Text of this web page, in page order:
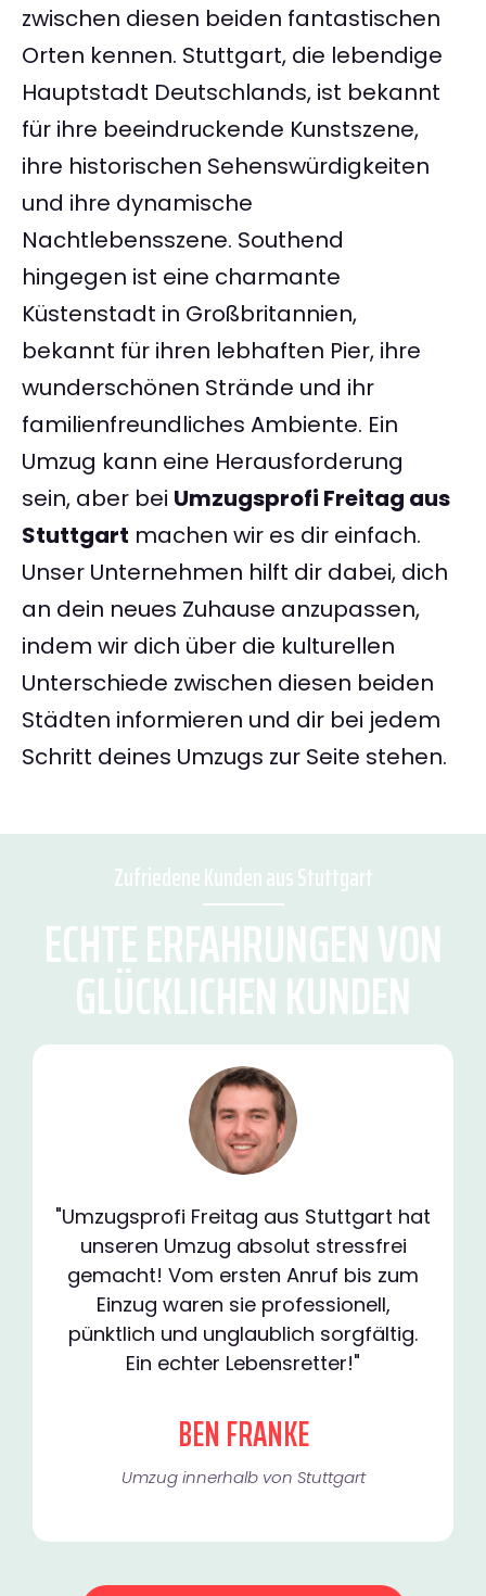
zwischen diesen beiden fantastischen
Orten kennen. Stuttgart, die lebendige
Hauptstadt Deutschlands, ist bekannt
für ihre beeindruckende Kunstszene,
ihre historischen Sehenswürdigkeiten
und ihre dynamische
Nachtlebensszene. Southend
hingegen ist eine charmante
Küstenstadt in Großbritannien,
bekannt für ihren lebhaften Pier, ihre
wunderschönen Strände und ihr
familienfreundliches Ambiente. Ein
Umzug kann eine Herausforderung
sein, aber bei Umzugsprofi Freitag aus
Stuttgart machen wir es dir einfach.
Unser Unternehmen hilft dir dabei, dich
an dein neues Zuhause anzupassen,
indem wir dich über die kulturellen
Unterschiede zwischen diesen beiden
Städten informieren und dir bei jedem
Schritt deines Umzugs zur Seite stehen.
Zufriedene Kunden aus Stuttgart
ECHTE ERFAHRUNGEN VON
GLÜCKLICHEN KUNDEN
"Umzugsprofi Freitag aus Stuttgart hat
unseren Umzug absolut stressfrei
gemacht! Vom ersten Anruf bis zum
Einzug waren sie professionell,
pünktlich und unglaublich sorgfältig.
Ein echter Lebensretter!"
BEN FRANKE
Umzug innerhalb von Stuttgart​